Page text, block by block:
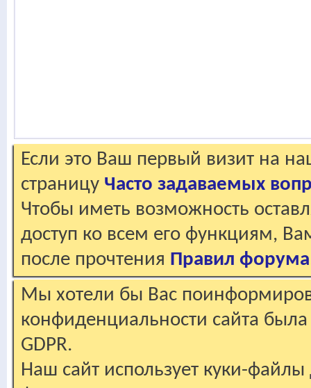
Если это Ваш первый визит на
страницу Часто задаваемых
Чтобы иметь возможность
доступ ко всем его функциям,
после прочтения Правил форума
Мы хотели бы Вас
конфиденциальности сайта
GDPR.
Наш сайт использует куки-файлы